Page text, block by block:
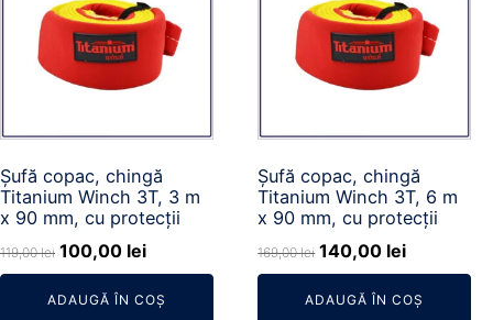
Șufă copac, chingă
Titanium Winch 3T, 3 m
x 90 mm, cu protecții
119,00lei Prețul
inițial
a
100,00 leiPrețul
curent
este:
ADAUGĂ ÎN COȘ
Șufă copac, chingă
Titanium Winch 3T, 6 m
x 90 mm, cu protecții
169,00lei Prețul
inițial
a
140,00 leiPrețul
curent
este:
ADAUGĂ ÎN COȘ